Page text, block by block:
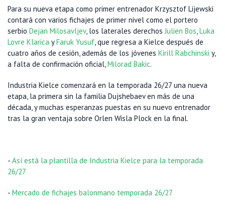
Para su nueva etapa como primer entrenador Krzysztof Lijewski
contará con varios fichajes de primer nivel como el portero
serbio Dejan Milosavljev, los laterales derechosJulien Bos,Luka
Lovre Klarica yFaruk Yusuf, que regresa a Kielce después de
cuatro años de cesión, además de los jóvenes Kirill Rabchinski y,
a falta de confirmación oficial,Milorad Bakic.
Industria Kielce comenzará en la temporada 26/27 una nueva
etapa, la primera sin la familia Dujshebaev en más de una
década, y muchas esperanzas puestas en su nuevo entrenador
tras la gran ventaja sobre Orlen Wisla Plock en la final.
- Así está la plantilla de Industria Kielce para la temporada
26/27
- Mercado de fichajes balonmano temporada 26/27